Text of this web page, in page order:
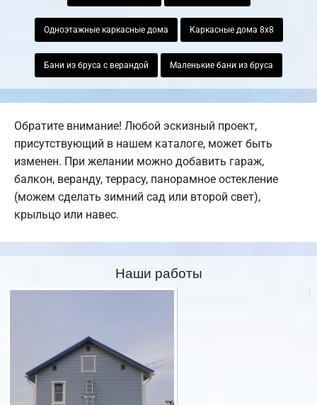
Одноэтажные каркасные дома Каркасные дома 8х8
Бани из бруса с верандой Маленькие бани из бруса
Обратите внимание! Любой эскизный проект,
присутствующий в нашем каталоге, может быть
изменен. При желании можно добавить гараж,
балкон, веранду, террасу, панорамное остекление
(можем сделать зимний сад или второй свет),
крыльцо или навес.
Наши работы